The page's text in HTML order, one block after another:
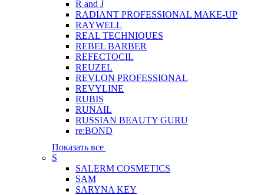
R and J
RADIANT PROFESSIONAL MAKE-UP
RAYWELL
REAL TECHNIQUES
REBEL BARBER
REFECTOCIL
REUZEL
REVLON PROFESSIONAL
REVYLINE
RUBIS
RUNAIL
RUSSIAN BEAUTY GURU
re:BOND
Показать все
S
SALERM COSMETICS
SAM
SARYNA KEY